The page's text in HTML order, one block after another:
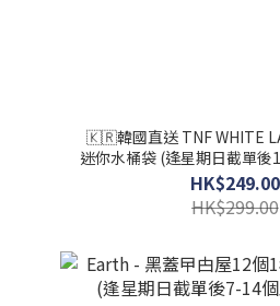
🇰🇷韓國直送 TNF WHITE
迷你水桶袋 (逢星期日截單後
貨）
HK$249.00
HK$299.00